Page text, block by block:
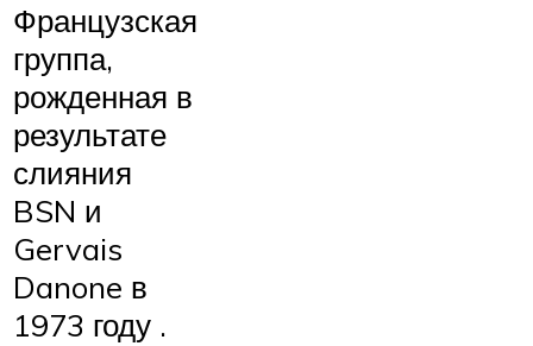
Французская
группа,
рожденная в
результате
слияния
BSN и
Gervais
Danone в
1973 году .